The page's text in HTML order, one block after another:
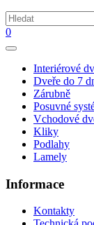
0
Interiérové
Dveře do 7
Zárubně
Posuvné
Vchodové
Kliky
Podlahy
Lamely
Informace
Kontakty